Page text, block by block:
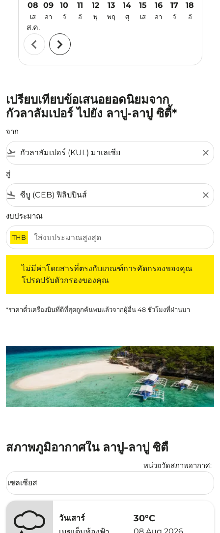
08
เส
ส.ค.
09
อา
10
จั
11
อั
12
พุ
13
พฤ
14
ศุ
15
เส
16
อา
17
จั
18
อั
chevron_left chevron_right
เปรียบเทียบข้อเสนอยอดนิยมจาก
กัวลาลัมเปอร์ ไปยัง ลาปู-ลาปู ซิตี้*
จาก
flight_takeoff close
สู่
flight_land close
งบประมาณ
THB
ไม่มีค่าโดยสารที่ตรงกับเกณฑ์การคัดกรองของคุณ
โปรดปรับตัวกรองของคุณ
*ราคาตั๋วเครื่องบินที่ดีที่สุดถูกค้นพบแล้วจากผู้อื่น 48 ชั่วโมงที่ผ่านมา
สภาพภูมิอากาศใน ลาปู-ลาปู ซิตี้
หน่วยวัดสภาพอากาศ:
Weather unit option เซลเซียส Selected
เซลเซียส
keyboard_arrow_down
วันเสาร์
30°C
08 Aug 2026